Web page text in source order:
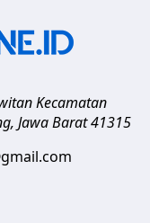
Kecamatan
, Jawa Barat 41315